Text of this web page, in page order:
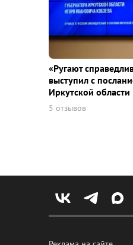
«Ругают
выступил с
Иркутской области
5 отзывов